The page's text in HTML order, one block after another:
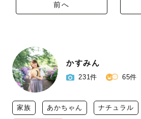
前へ
かすみん
231件 65件
家族 あかちゃん ナチュラル